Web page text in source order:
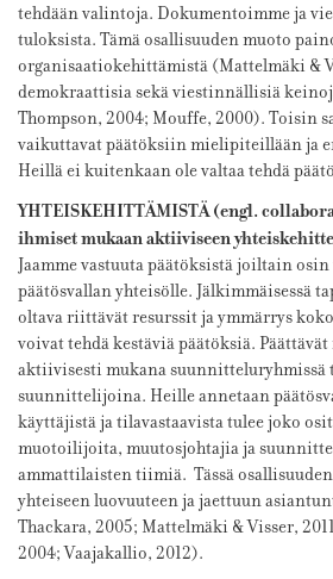
tehdään valintoja. Dokumentoimme ja
tuloksista. Tämä osallisuuden muoto
organisaatiokehittämistä (Mattelmäki &
demokraattisia sekä viestinnällisiä
Thompson, 2004; Mouffe, 2000). Toisin
vaikuttavat päätöksiin mielipiteillään ja
Heillä ei kuitenkaan ole valtaa tehdä
YHTEISKEHITTÄMISTÄ (engl.
ihmiset mukaan aktiiviseen
Jaamme vastuuta päätöksistä joiltain
päätösvallan yhteisölle. Jälkimmäisessä
oltava riittävät resurssit ja ymmärrys
voivat tehdä kestäviä päätöksiä.
aktiivisesti mukana suunnitteluryhmissä
suunnittelijoina. Heille annetaan
käyttäjistä ja tilavastaavista tulee joko
muotoilijoita, muutosjohtajia ja
ammattilaisten tiimiä. Tässä
yhteiseen luovuuteen ja jaettuun
Thackara, 2005; Mattelmäki & Visser,
2004; Vaajakallio, 2012).